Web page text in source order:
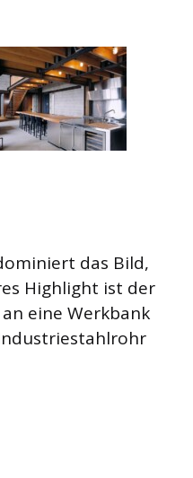
das Bild,
Highlight ist der
eine Werkbank